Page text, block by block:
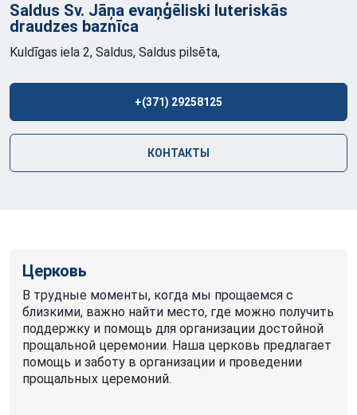
Saldus Sv. Jāņa evaņģēliski luteriskās
draudzes baznīca
Kuldīgas iela 2, Saldus, Saldus pilsēta,
+(371) 29258125
КОНТАКТЫ
Церковь
В трудные моменты, когда мы прощаемся с
близкими, важно найти место, где можно получить
поддержку и помощь для организации достойной
прощальной церемонии. Наша церковь предлагает
помощь и заботу в организации и проведении
прощальных церемоний.